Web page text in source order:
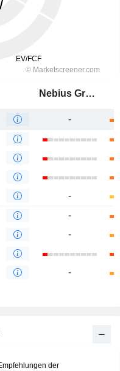
Nebius Group
-
-
-
-
-